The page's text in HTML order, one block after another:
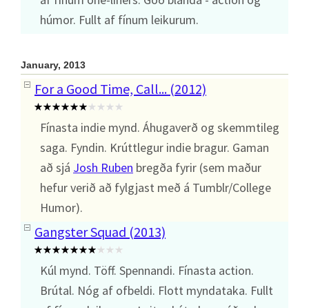
húmor. Fullt af fínum leikurum.
January, 2013
For a Good Time, Call... (2012)
Fínasta indie mynd. Áhugaverð og skemmtileg
saga. Fyndin. Krúttlegur indie bragur. Gaman
að sjá Josh Ruben bregða fyrir (sem maður
hefur verið að fylgjast með á Tumblr/College
Humor).
Gangster Squad (2013)
Kúl mynd. Töff. Spennandi. Fínasta action.
Brútal. Nóg af ofbeldi. Flott myndataka. Fullt